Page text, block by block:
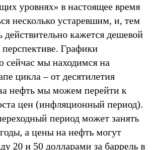
уровнях» в настоящее время
несколько устаревшим, и, тем
действительно кажется дешевой
перспективе. Графики
сейчас мы находимся на
цикла – от десятилетия
нефть мы можем перейти к
цен (инфляционный период).
период может занять
а цены на нефть могут
20 и 50 долларами за баррель в